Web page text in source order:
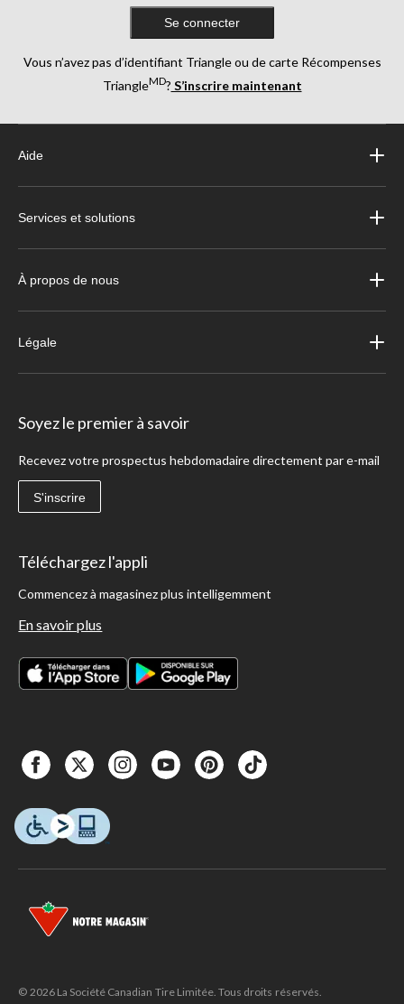
Se connecter
Vous n’avez pas d’identifiant Triangle ou de carte Récompenses
TriangleMD? S’inscrire maintenant
Aide
Services et solutions
À propos de nous
Légale
Soyez le premier à savoir
Recevez votre prospectus hebdomadaire directement par e-mail
S'inscrire
Téléchargez l'appli
Commencez à magasinez plus intelligemment
En savoir plus
© 2026 La Société Canadian Tire Limitée. Tous droits réservés.